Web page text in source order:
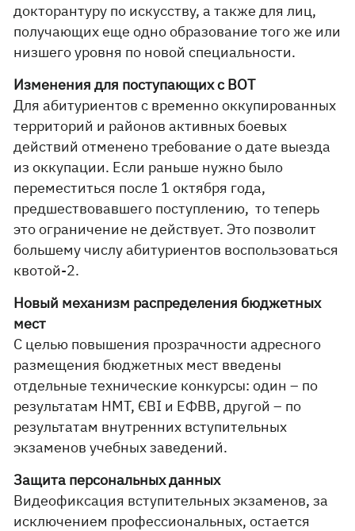
докторантуру по искусству, а также для лиц,
получающих еще одно образование того же или
низшего уровня по новой специальности.
Изменения для поступающих с ВОТ
Для абитуриентов с временно оккупированных
территорий и районов активных боевых
действий отменено требование о дате выезда
из оккупации. Если раньше нужно было
переместиться после 1 октября года,
предшествовавшего поступлению, то теперь
это ограничение не действует. Это позволит
большему числу абитуриентов воспользоваться
квотой-2.
Новый механизм распределения бюджетных
мест
С целью повышения прозрачности адресного
размещения бюджетных мест введены
отдельные технические конкурсы: один – по
результатам НМТ, ЄВІ и ЕФВВ, другой – по
результатам внутренних вступительных
экзаменов учебных заведений.
Защита персональных данных
Видеофиксация вступительных экзаменов, за
исключением профессиональных, остается